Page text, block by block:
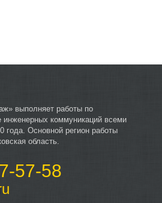
выполняет работы по
инженерных коммуникаций всеми
года. Основной регион работы
область.
57-58